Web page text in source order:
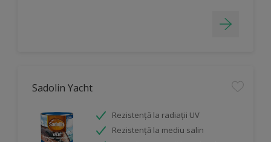
Sadolin Yacht
Rezistenţă la radiaţii UV
Rezistență la mediu salin